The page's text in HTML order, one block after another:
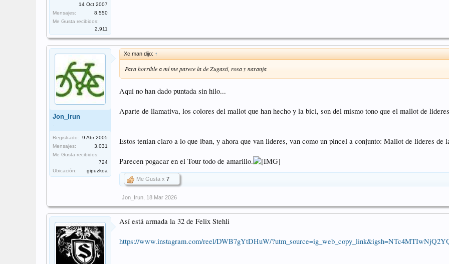
14 Oct 2007
Mensajes:
8.550
Me Gusta recibidos:
2.911
Jon_Irun
Registrado:
9 Abr 2005
Mensajes:
3.031
Me Gusta recibidos:
724
Ubicación:
gipuzkoa
Xc man dijo: ↑
Para horrible a mí me parece la de Zugasti, rosa y naranja
Aqui no han dado puntada sin hilo...
Aparte de llamativa, los colores del mallot que han hecho y la bici, son del mismo tono que el mallot de
Estos tenian claro a lo que iban, y ahora que van lideres, van como un pincel a conjunto: Mallot de lideres de
Parecen pogacar en el Tour todo de amarillo.
Me Gusta x 7
Jon_Irun 18 Mar 2026
Así está armada la 32 de Felix Stehli
https://www.instagram.com/reel/DWB7gYtDHuW/